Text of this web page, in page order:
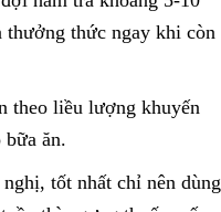
thưởng thức ngay khi còn
theo liều lượng khuyến
bữa ăn.
tốt nhất chỉ nên dùng